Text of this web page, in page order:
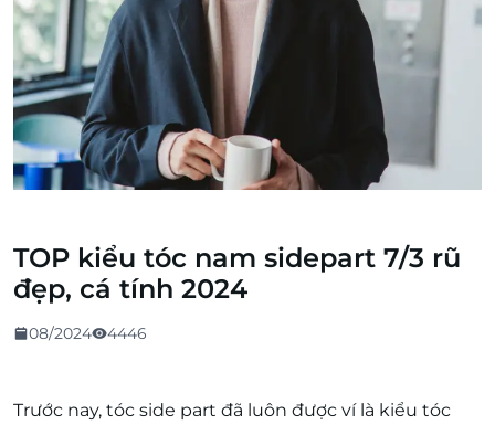
TOP kiểu tóc nam sidepart 7/3 rũ
đẹp, cá tính 2024
08/2024 4446
Trước nay, tóc side part đã luôn được ví là kiểu tóc